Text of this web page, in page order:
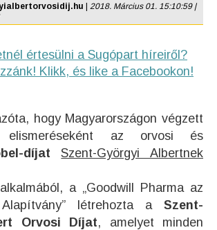
2018. Március 01. 15:10:59 |
értesülni a Sugópart híreiről?
Klikk, és like a Facebookon!
hogy Magyarországon végzett
elismeréseként az orvosi és
díjat
Szent-Györgyi Albertnek
a „Goodwill Pharma az
Alapítvány” létrehozta a Szent-
Orvosi Díjat, amelyet minden